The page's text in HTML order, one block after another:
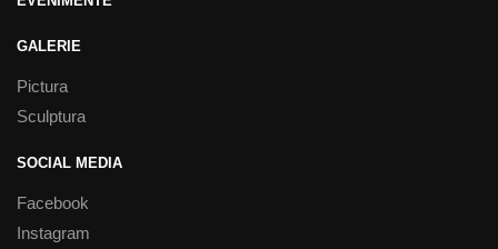
GALERIE
Pictura
Sculptura
SOCIAL MEDIA
Facebook
Instagram